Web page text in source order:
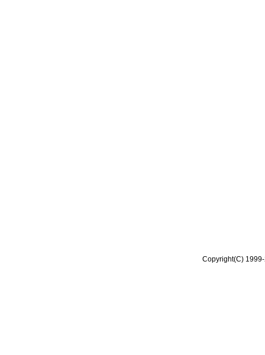
Copyright(C)